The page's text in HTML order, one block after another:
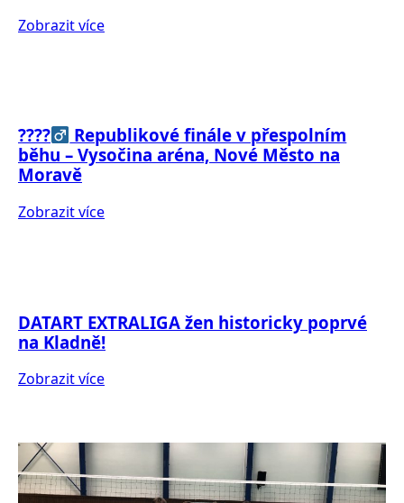
Zobrazit více
????‍
Republikové finále v přespolním
běhu – Vysočina aréna, Nové Město na
Moravě
Zobrazit více
DATART EXTRALIGA žen historicky poprvé
na Kladně!
Zobrazit více